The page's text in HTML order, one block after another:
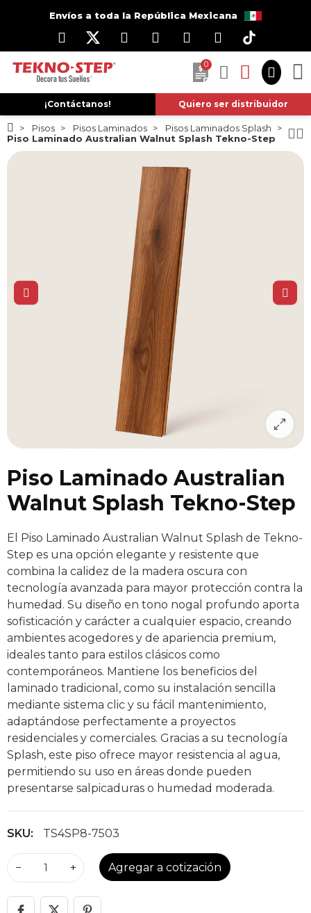
Envíos a toda la República Mexicana
0
¡Contáctanos! Quiero ser distribuidor
Pisos Pisos Laminados
Pisos Laminados Splash
Piso Laminado Australian Walnut Splash Tekno-Step
Piso Laminado Australian
Walnut Splash Tekno-Step
El Piso Laminado Australian Walnut Splash de Tekno-
Step es una opción elegante y resistente que
combina la calidez de la madera oscura con
tecnología avanzada para mayor protección contra la
humedad. Su diseño en tono nogal profundo aporta
sofisticación y carácter a cualquier espacio, creando
ambientes acogedores y de apariencia premium,
ideales tanto para estilos clásicos como
contemporáneos. Mantiene los beneficios del
laminado tradicional, como su instalación sencilla
mediante sistema clic y su fácil mantenimiento,
adaptándose perfectamente a proyectos
residenciales y comerciales. Gracias a su tecnología
Splash, este piso ofrece mayor resistencia al agua,
permitiendo su uso en áreas donde pueden
presentarse salpicaduras o humedad moderada.
SKU: TS4SP8-7503
− + Agregar a cotización